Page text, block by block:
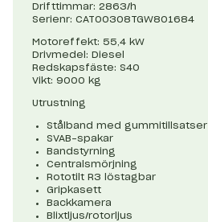
Drifttimmar: 2863/h
Serienr: CAT00308TGW801684
Motoreffekt: 55,4 kW
Drivmedel: Diesel
Redskapsfäste: S40
Vikt: 9000 kg
Utrustning
Stålband med gummitillsatser
SVAB-spakar
Bandstyrning
Centralsmörjning
Rototilt R3 löstagbar
Gripkasett
Backkamera
Blixtljus/rotorljus